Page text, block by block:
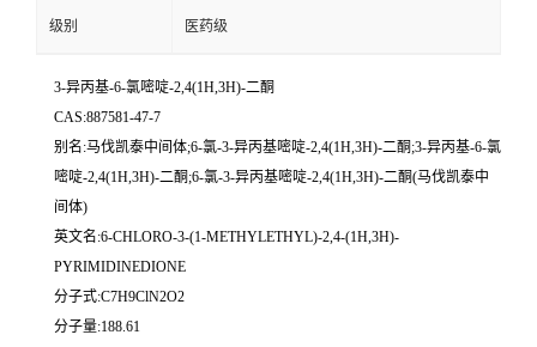
级别 医药级
3-异丙基-6-氯嘧啶-2,4(1H,3H)-二酮
CAS:887581-47-7
别名:马伐凯泰中间体;6-氯-3-异丙基嘧啶-2,4(1H,3H)-二酮;3-异丙基-6-氯
嘧啶-2,4(1H,3H)-二酮;6-氯-3-异丙基嘧啶-2,4(1H,3H)-二酮(马伐凯泰中
间体)
英文名:6-CHLORO-3-(1-METHYLETHYL)-2,4-(1H,3H)-
PYRIMIDINEDIONE
分子式:C7H9ClN2O2
分子量:188.61